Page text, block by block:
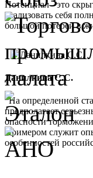
Потенциал - это
реализовать себя
большой потерей в
Данилкина С.С.
"На определенной
предполагает
опасности
Примером служит
особенностей